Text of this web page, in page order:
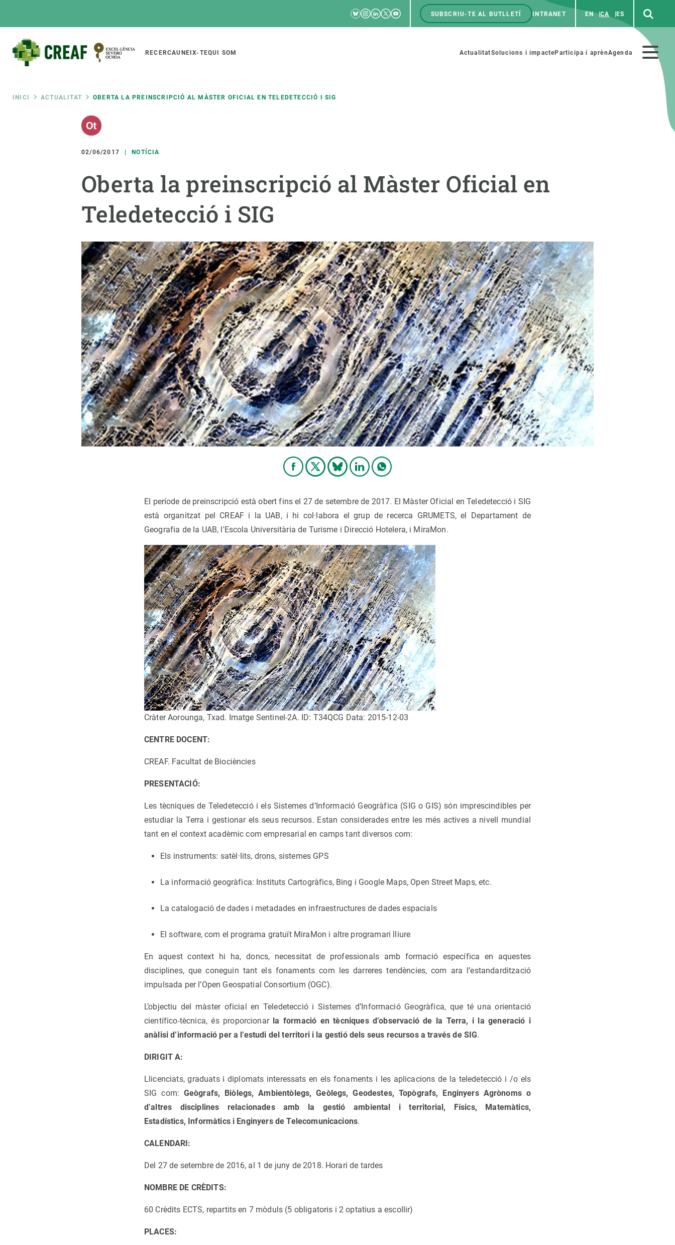
RRSS
Bluesky
Instagram
Linkedin
TwitterYoutube
Menú
SUBSCRIU-TE AL BUTLLETÍ INTRANET EN CA ES
Main
navigation
RECERCAUNEIX-TEQUI SOM
Menú
ActualitatSolucions i impacteParticipa i aprènAgenda
Fil
d'ariadna
INICI ACTUALITAT OBERTA LA PREINSCRIPCIÓ AL MÀSTER OFICIAL EN TELEDETECCIÓ I SIG
02/06/2017 NOTÍCIA
Oberta la preinscripció al Màster Oficial en
Teledetecció i SIG
El període de preinscripció està obert fins el 27 de setembre de 2017. El Màster Oficial en Teledetecció i SIG
està organitzat pel CREAF i la UAB, i hi col·labora el grup de recerca GRUMETS, el Departament de
Geografia de la UAB, l'Escola Universitària de Turisme i Direcció Hotelera, i MiraMon.
Cràter Aorounga, Txad. Imatge Sentinel-2A. ID: T34QCG Data: 2015-12-03
CENTRE DOCENT:
CREAF. Facultat de Biociències
PRESENTACIÓ:
Les tècniques de Teledetecció i els Sistemes d’Informació Geogràfica (SIG o GIS) són imprescindibles per
estudiar la Terra i gestionar els seus recursos. Estan considerades entre les més actives a nivell mundial
tant en el context acadèmic com empresarial en camps tant diversos com:
Els instruments: satèl·lits, drons, sistemes GPS
La informació geogràfica: Instituts Cartogràfics, Bing i Google Maps, Open Street Maps, etc.
La catalogació de dades i metadades en infraestructures de dades espacials
El software, com el programa gratuït MiraMon i altre programari lliure
En aquest context hi ha, doncs, necessitat de professionals amb formació específica en aquestes
disciplines, que coneguin tant els fonaments com les darreres tendències, com ara l’estandardització
impulsada per l’Open Geospatial Consortium (OGC).
L’objectiu del màster oficial en Teledetecció i Sistemes d’Informació Geogràfica, que té una orientació
científico-tècnica, és proporcionar la formació en tècniques d’observació de la Terra, i la generació i
anàlisi d’informació per a l’estudi del territori i la gestió dels seus recursos a través de SIG.
DIRIGIT A:
Llicenciats, graduats i diplomats interessats en els fonaments i les aplicacions de la teledetecció i /o els
SIG com: Geògrafs, Biòlegs, Ambientòlegs, Geòlegs, Geodestes, Topògrafs, Enginyers Agrònoms o
d’altres disciplines relacionades amb la gestió ambiental i territorial, Físics, Matemàtics,
Estadístics, Informàtics i Enginyers de Telecomunicacions.
CALENDARI:
Del 27 de setembre de 2016, al 1 de juny de 2018. Horari de tardes
NOMBRE DE CRÈDITS:
60 Crèdits ECTS, repartits en 7 mòduls (5 obligatoris i 2 optatius a escollir)
PLACES:
Featured
responsive
Responsive
menu
SOBRE NOSALTRES
Organització institucional
Infraestructures
Equitat, Diversitat i Inclusió (EDI)
Oficina de premsa
Ciència oberta i gestió del coneixement
Biodiversitat
Canvi global
Funcionament dels ecosistemes
Temes transversals
Publicacions
Synthesis Actions
Solucions
Innovació
Oportunitats acadèmiques
Vine de visitant o sabàtic
Segell de bones pràctiques HRS4R
Un lloc on créixer
Desenvolupament de carrera
Seminaris i activitats internes
T’oferim formació
Fes ciència amb nosaltres Esdeveniments anteriors
Canvi global
Funcionament dels ecosistemes
Observació de la terra